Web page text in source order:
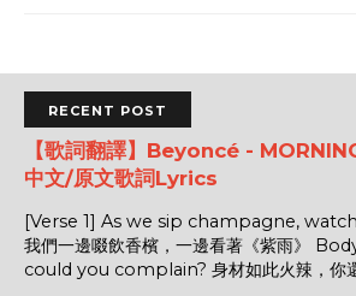
RECENT POST
【歌詞翻譯】Beyoncé -
中文/原文歌詞Lyrics
[Verse 1] As we sip champagne,
我們一邊啜飲香檳，一邊看著《紫雨》
could you complain? 身材如此火辣，你